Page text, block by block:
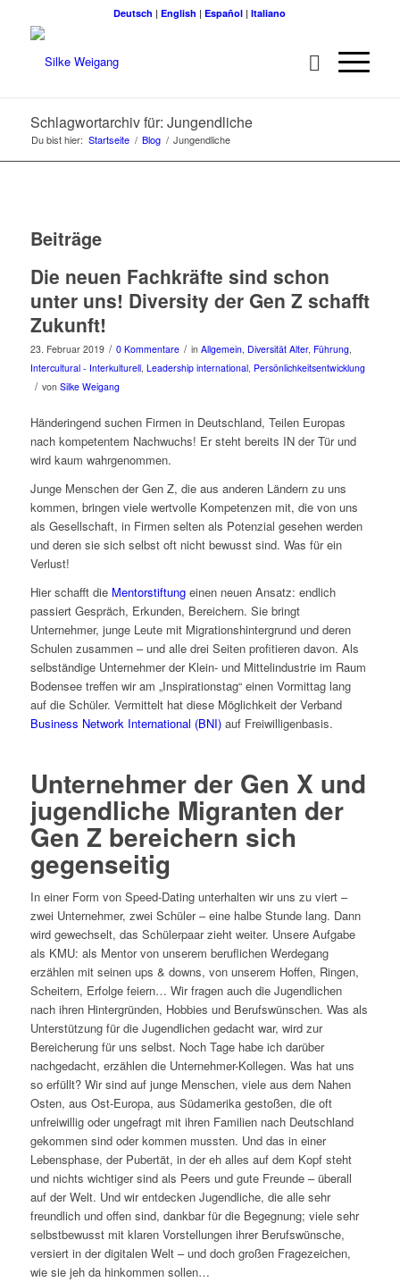
Deutsch |English |Español |Italiano
Schlagwortarchiv für: Jungendliche
Du bist hier: Startseite / Blog / Jungendliche
Beiträge
Die neuen Fachkräfte sind schon
unter uns! Diversity der Gen Z schafft
Zukunft!
23. Februar 2019 / 0 Kommentare / in Allgemein, Diversität Alter, Führung,
Intercultural - Interkulturell, Leadership international, Persönlichkeitsentwicklung
/ von Silke Weigang
Händeringend suchen Firmen in Deutschland, Teilen Europas
nach kompetentem Nachwuchs! Er steht bereits IN der Tür und
wird kaum wahrgenommen.
Junge Menschen der Gen Z, die aus anderen Ländern zu uns
kommen, bringen viele wertvolle Kompetenzen mit, die von uns
als Gesellschaft, in Firmen selten als Potenzial gesehen werden
und deren sie sich selbst oft nicht bewusst sind. Was für ein
Verlust!
Hier schafft die Mentorstiftungeinen neuen Ansatz: endlich
passiert Gespräch, Erkunden, Bereichern. Sie bringt
Unternehmer, junge Leute mit Migrationshintergrund und deren
Schulen zusammen – und alle drei Seiten profitieren davon. Als
selbständige Unternehmer der Klein- und Mittelindustrie im Raum
Bodensee treffen wir am „Inspirationstag“ einen Vormittag lang
auf die Schüler. Vermittelt hat diese Möglichkeit der Verband
Business Network International (BNI)auf Freiwilligenbasis.
Unternehmer der Gen X und
jugendliche Migranten der
Gen Z bereichern sich
gegenseitig
In einer Form von Speed-Dating unterhalten wir uns zu viert –
zwei Unternehmer, zwei Schüler – eine halbe Stunde lang. Dann
wird gewechselt, das Schülerpaar zieht weiter. Unsere Aufgabe
als KMU: als Mentor von unserem beruflichen Werdegang
erzählen mit seinen ups & downs, von unserem Hoffen, Ringen,
Scheitern, Erfolge feiern… Wir fragen auch die Jugendlichen
nach ihren Hintergründen, Hobbies und Berufswünschen. Was als
Unterstützung für die Jugendlichen gedacht war, wird zur
Bereicherung für uns selbst. Noch Tage habe ich darüber
nachgedacht, erzählen die Unternehmer-Kollegen. Was hat uns
so erfüllt? Wir sind auf junge Menschen, viele aus dem Nahen
Osten, aus Ost-Europa, aus Südamerika gestoßen, die oft
unfreiwillig oder ungefragt mit ihren Familien nach Deutschland
gekommen sind oder kommen mussten. Und das in einer
Lebensphase, der Pubertät, in der eh alles auf dem Kopf steht
und nichts wichtiger sind als Peers und gute Freunde – überall
auf der Welt. Und wir entdecken Jugendliche, die alle sehr
freundlich und offen sind, dankbar für die Begegnung; viele sehr
selbstbewusst mit klaren Vorstellungen ihrer Berufswünsche,
versiert in der digitalen Welt – und doch großen Fragezeichen,
wie sie jeh da hinkommen sollen…